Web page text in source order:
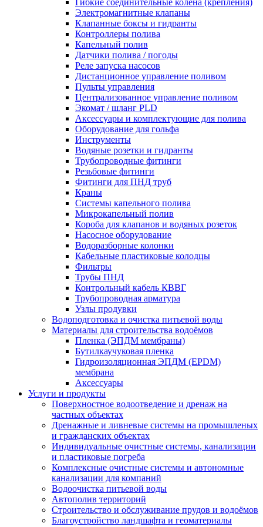
Гибкие соединительные колена (крепления)
Электромагнитные клапаны
Клапанные боксы и гидранты
Контроллеры полива
Капельный полив
Датчики полива / погоды
Реле запуска насосов
Дистанционное управление поливом
Пульты управления
Централизованное управление поливом
Экомат / шланг PLD
Аксессуары и комплектующие для полива
Оборудование для гольфа
Инструменты
Водяные розетки и гидранты
Трубопроводные фитинги
Резьбовые фитинги
Фитинги для ПНД труб
Краны
Системы капельного полива
Микрокапельный полив
Короба для клапанов и водяных розеток
Насосное оборудование
Водоразборные колонки
Кабельные пластиковые колодцы
Фильтры
Трубы ПНД
Контрольный кабель КВВГ
Трубопроводная арматура
Узлы продувки
Водоподготовка и очистка питьевой воды
Материалы для строительства водоёмов
Пленка (ЭПДМ мембраны)
Бутилкаучуковая пленка
Гидроизоляционная ЭПДМ (EPDM)
мембрана
Аксессуары
Услуги и продукты
Поверхностное водоотведение и дренаж на
частных объектах
Дренажные и ливневые системы на промышленых
и гражданских объектах
Индивидуальные очистные системы, канализации
и пластиковые погреба
Комплексные очистные системы и автономные
канализации для компаний
Водоочистка питьевой воды
Автополив территорий
Строительство и обслуживание прудов и водоёмов
Благоустройство ландшафта и геоматериалы